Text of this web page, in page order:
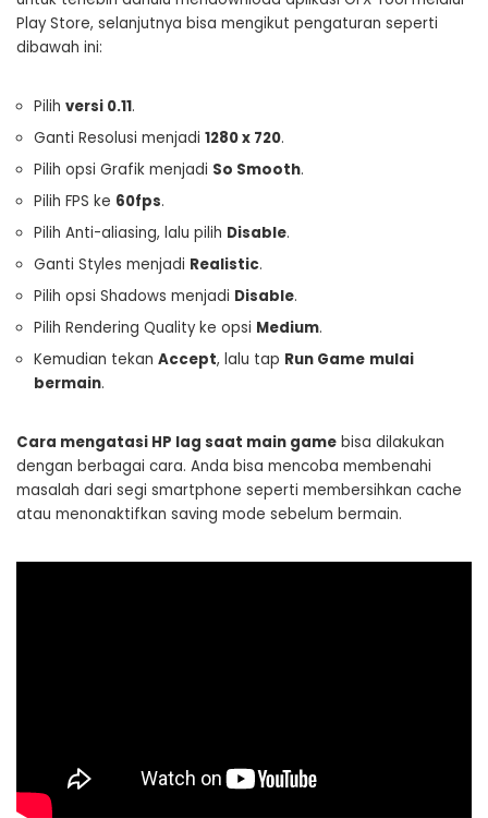
Play Store, selanjutnya bisa mengikut pengaturan seperti
dibawah ini:
Pilih versi 0.11.
Ganti Resolusi menjadi 1280x 720.
Pilih opsi Grafik menjadi So Smooth.
Pilih FPS ke 60fps.
Pilih Anti-aliasing, lalu pilih Disable.
Ganti Styles menjadi Realistic.
Pilih opsi Shadows menjadi Disable.
Pilih Rendering Quality ke opsi Medium.
Kemudian tekan Accept, lalu tap Run Game mulai
bermain.
Cara mengatasi HP lag saat main game bisa dilakukan
dengan berbagai cara. Anda bisa mencoba membenahi
masalah dari segi smartphone seperti membersihkan cache
atau menonaktifkan saving mode sebelum bermain.